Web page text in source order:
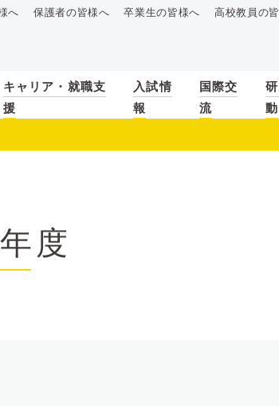
へ 保護者の皆様へ 卒業生の皆様へ 高校教員の
キャリア・就職支
援
入試情
報
国際交
流
動
度